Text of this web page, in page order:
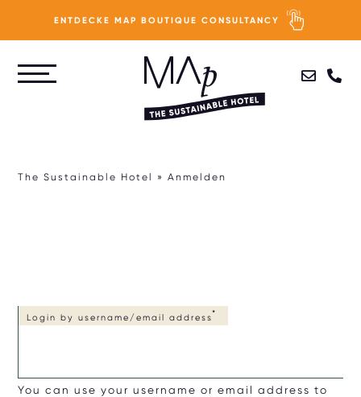
ENTDECKE MAP BOUTIQUE CONSULTANCY
The Sustainable Hotel Anmelden
Login by username/email address
You can use your username or email address to